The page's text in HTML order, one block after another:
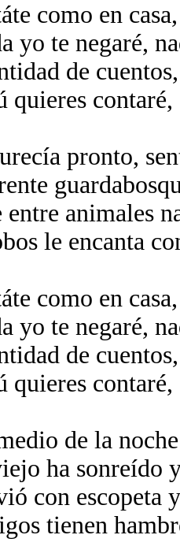
como en
yo te negaré,
de
quieres
pronto,
entre animales
le encanta
como en
yo te negaré,
de
quieres
de la
ha sonreído
con escopeta
tienen